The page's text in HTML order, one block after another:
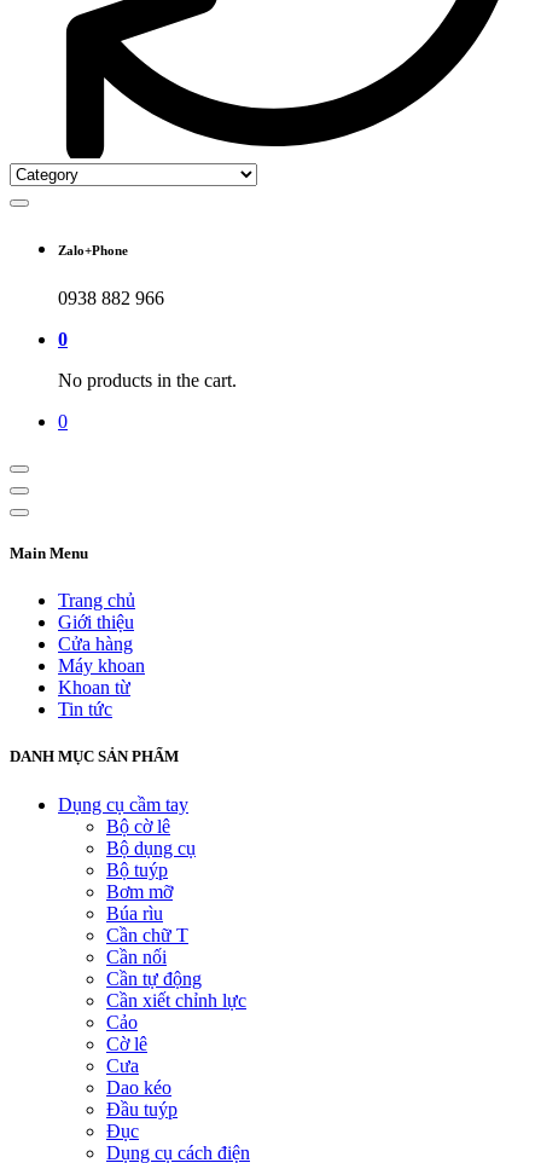
Zalo+Phone
0938 882 966
0
No products in the cart.
0
Main Menu
Trang chủ
Giới thiệu
Cửa hàng
Máy khoan
Khoan từ
Tin tức
DANH MỤC SẢN PHẨM
Dụng cụ cầm tay
Bộ cờ lê
Bộ dụng cụ
Bộ tuýp
Bơm mỡ
Búa rìu
Cần chữ T
Cần nối
Cần tự động
Cần xiết chỉnh lực
Cảo
Cờ lê
Cưa
Dao kéo
Đầu tuýp
Đục
Dụng cụ cách điện